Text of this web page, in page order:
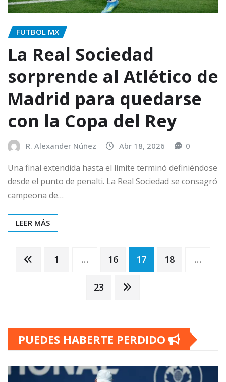
FUTBOL MX
La Real Sociedad
sorprende al Atlético de
Madrid para quedarse
con la Copa del Rey
R. Alexander Núñez Abr 18, 2026 0
Una final extendida hasta el límite terminó definiéndose
desde el punto de penalti. La Real Sociedad se consagró
campeona de…
LEER MÁS
Paginación
entradas
1 … 16 17 18 …
23
PUEDES HABERTE PERDIDO